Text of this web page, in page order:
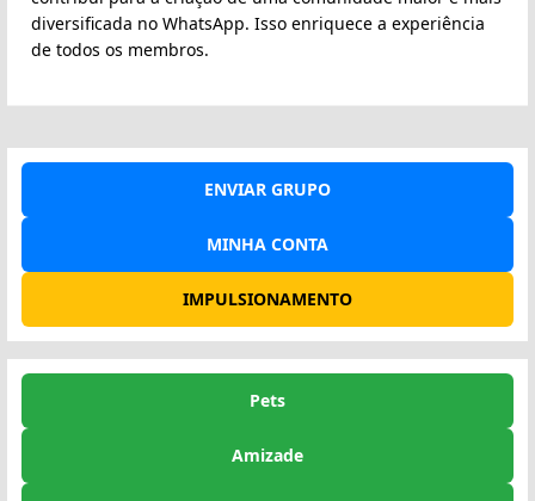
diversificada no WhatsApp. Isso enriquece a experiência
de todos os membros.
ENVIAR GRUPO
MINHA CONTA
IMPULSIONAMENTO
Pets
Amizade